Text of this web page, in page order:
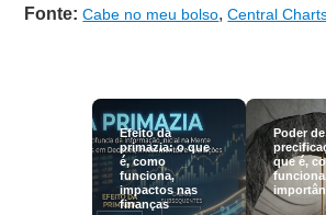
Fonte:Cabe no meu bolso,Central
Efeito da
primazia: o que
é, como
funciona,
impactos nas
finanças
Poder de
que é,